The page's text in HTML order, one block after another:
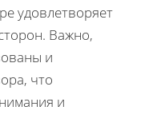
удовлетворяет
Важно,
и
что
и